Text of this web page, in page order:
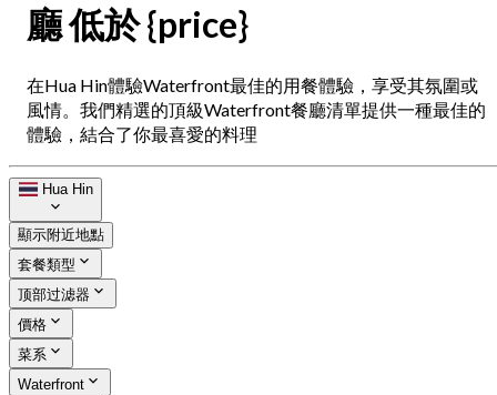
廳 低於 {price}
在Hua Hin體驗Waterfront最佳的用餐體驗，享受其氛圍或
風情。我們精選的頂級Waterfront餐廳清單提供一種最佳的
體驗，結合了你最喜愛的料理
Hua Hin
顯示附近地點
套餐類型
顶部过滤器
價格
菜系
Waterfront